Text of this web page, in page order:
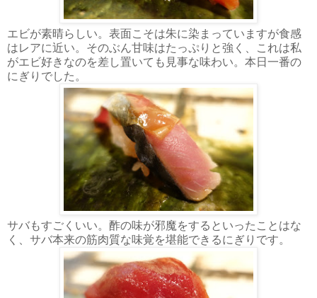
エビが素晴らしい。表面こそは朱に染まっていますが食感
はレアに近い。そのぶん甘味はたっぷりと強く、これは私
がエビ好きなのを差し置いても見事な味わい。本日一番の
にぎりでした。
サバもすごくいい。酢の味が邪魔をするといったことはな
く、サバ本来の筋肉質な味覚を堪能できるにぎりです。